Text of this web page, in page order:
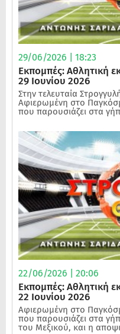
29/06/2026 | 18:23
Εκπομπές: Αθλητική
29 Ιουνίου 2026
Στην τελευταία
Αφιερωμένη στο
που παρουσιάζει στα
22/06/2026 | 20:06
Εκπομπές: Αθλητική
22 Ιουνίου 2026
Αφιερωμένη στο
που παρουσιάζει στα
του Μεξικού, και η